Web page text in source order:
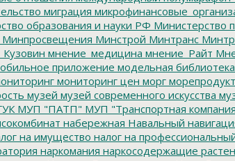
миграция
образования и науки РФ Министерство
Минпросвещения Минстрой Минтранс
мнение_медицина мнение_Райт
приложение модельная библиотека
мониторинг цен морг
музей музей современного искусства
МУП "ПАТП" МУП "Транспортная компания
набережная Навальный
на имущество налог на
наркомания наркосодержащие